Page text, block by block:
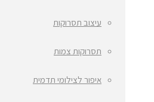
עיצוב תסרוקות
תסרוקות צמות
איפור לצילומי תדמית